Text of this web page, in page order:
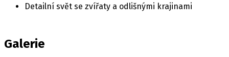
Detailní svět se zvířaty a odlišnými krajinami
Galerie